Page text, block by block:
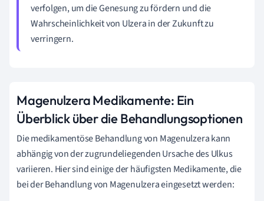
verfolgen, um die Genesung zu fördern und die
Wahrscheinlichkeit von Ulzera in der Zukunft zu
verringern.
Magenulzera Medikamente: Ein
Überblick über die Behandlungsoptionen
Die medikamentöse Behandlung von Magenulzera kann
abhängig von der zugrundeliegenden Ursache des Ulkus
variieren. Hier sind einige der häufigsten Medikamente, die
bei der Behandlung von Magenulzera eingesetzt werden: